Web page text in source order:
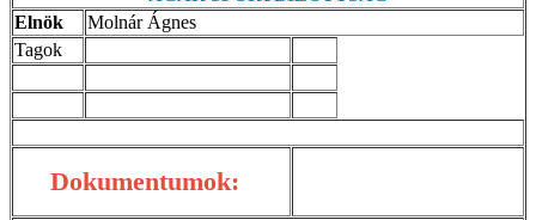
Elnök
Molnár Ágnes
Tagok
Dokumentumok: